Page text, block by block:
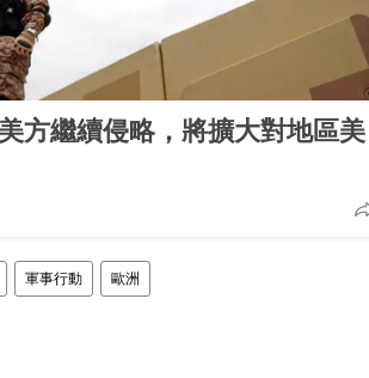
方繼續侵略，將擴大對地區美
軍事行動 歐洲